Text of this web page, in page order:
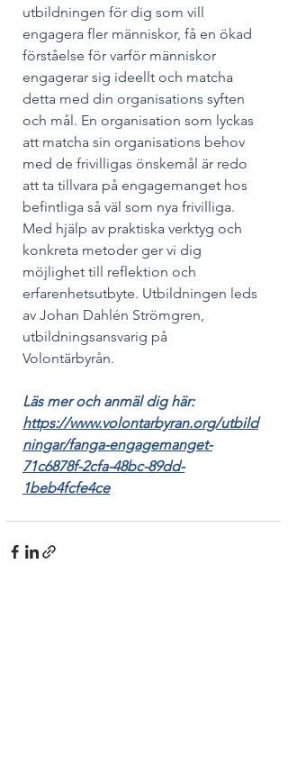
utbildningen för dig som vill
engagera fler människor, få en ökad
förståelse för varför människor
engagerar sig ideellt och matcha
detta med din organisations syften
och mål. En organisation som lyckas
att matcha sin organisations behov
med de frivilligas önskemål är redo
att ta tillvara på engagemanget hos
befintliga så väl som nya frivilliga.
Med hjälp av praktiska verktyg och
konkreta metoder ger vi dig
möjlighet till reflektion och
erfarenhetsutbyte. Utbildningen leds
av Johan Dahlén Strömgren,
utbildningsansvarig på
Volontärbyrån.
Läs mer och anmäl dig här:
https://www.volontarbyran.org/utbild
ningar/fanga-engagemanget-
71c6878f-2cfa-48bc-89dd-
1beb4fcfe4ce